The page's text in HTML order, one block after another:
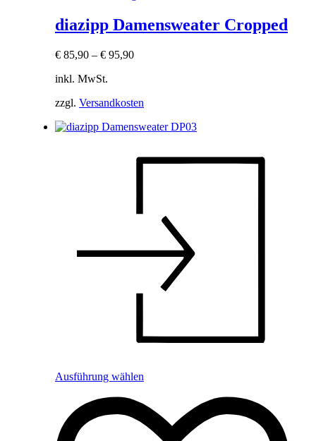
diazipp Damensweater Cropped
€ 85,90 – € 95,90
inkl. MwSt.
zzgl. Versandkosten
Ausführung wählen